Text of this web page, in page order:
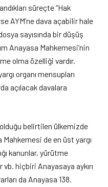
süreçte “Hak
AYM’ne dava açabilir hale
sayısında bir düşüş
Anayasa Mahkemesi’nin
olma özelliği vardır.
organı mensupları
açılacak davalara
olduğu belirtilen ülkemizde
de en üst yargı
kanunlar, yürütme
vb. hiçbiri Anayasaya aykırı
da Anayasa 138.